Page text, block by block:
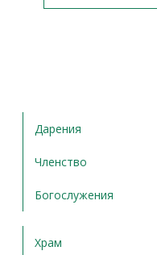
Дарения
Членство
Богослужения
Храм